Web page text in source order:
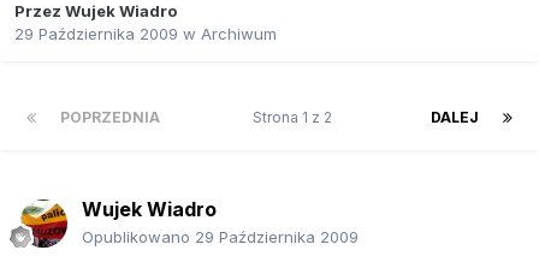
Przez Wujek Wiadro
29 Października 2009 w Archiwum
POPRZEDNIA DALEJ
Strona 1 z 2
Wujek Wiadro
Opublikowano 29 Października 2009